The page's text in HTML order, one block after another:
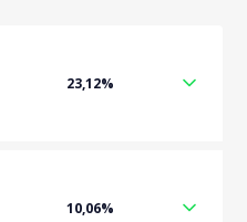
23,12%
10,06%